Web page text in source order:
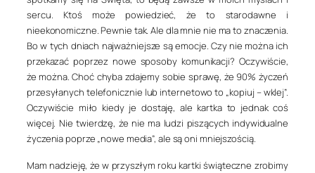
sercu. Ktoś może powiedzieć, że to starodawne i
nieekonomiczne. Pewnie tak. Ale dla mnie nie ma to znaczenia.
Bo w tych dniach najważniejsze są emocje. Czy nie można ich
przekazać poprzez nowe sposoby komunikacji? Oczywiście,
że można. Choć chyba zdajemy sobie sprawę, że 90% życzeń
przesyłanych telefonicznie lub internetowo to „kopiuj – wklej”.
Oczywiście miło kiedy je dostaję, ale kartka to jednak coś
więcej. Nie twierdzę, że nie ma ludzi piszących indywidualne
życzenia poprze „nowe media”, ale są oni mniejszością.
Mam nadzieję, że w przyszłym roku kartki świąteczne zrobimy